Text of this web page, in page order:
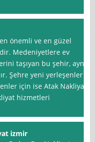
önemli ve en güzel
Medeniyetlere ev
taşıyan bu şehir, aynı
Şehre yeni yerleşenler
için ise Atak Nakliyat
hizmetleri
izmir